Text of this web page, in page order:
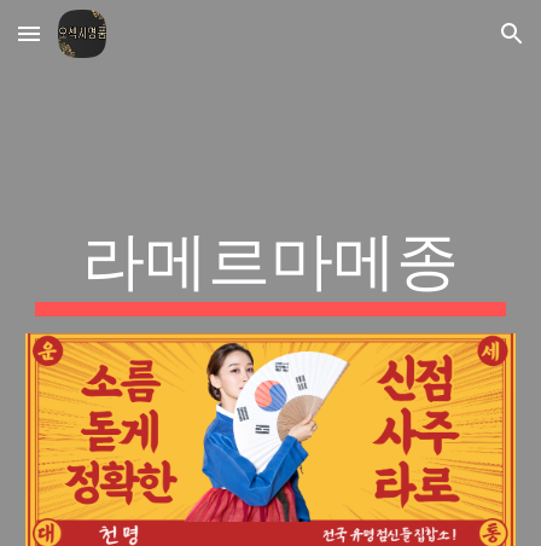
Skip to main content Skip to navigation
라메르마메종